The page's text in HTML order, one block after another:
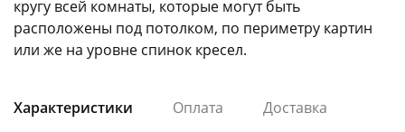
кругу всей комнаты, которые могут быть
расположены под потолком, по периметру картин
или же на уровне спинок кресел.
Характеристики Оплата Доставка